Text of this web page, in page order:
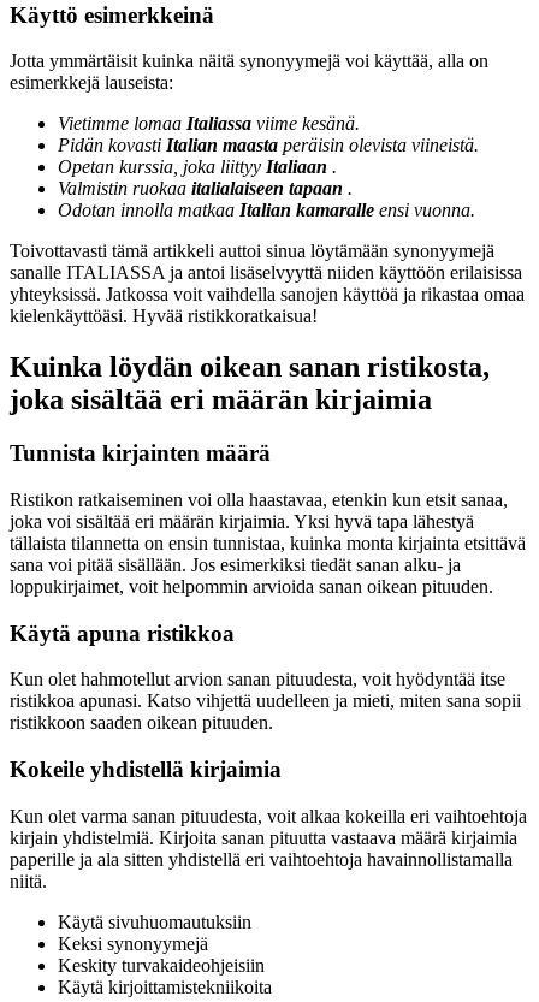
Käyttö esimerkkeinä
Jotta ymmärtäisit kuinka näitä synonyymejä voi käyttää, alla on
esimerkkejä lauseista:
Vietimme lomaa Italiassa viime kesänä.
Pidän kovasti Italian maasta peräisin olevista viineistä.
Opetan kurssia, joka liittyy Italiaan .
Valmistin ruokaa italialaiseen tapaan .
Odotan innolla matkaa Italian kamaralle ensi vuonna.
Toivottavasti tämä artikkeli auttoi sinua löytämään synonyymejä
sanalle ITALIASSA ja antoi lisäselvyyttä niiden käyttöön erilaisissa
yhteyksissä. Jatkossa voit vaihdella sanojen käyttöä ja rikastaa omaa
kielenkäyttöäsi. Hyvää ristikkoratkaisua!
Kuinka löydän oikean sanan ristikosta,
joka sisältää eri määrän kirjaimia
Tunnista kirjainten määrä
Ristikon ratkaiseminen voi olla haastavaa, etenkin kun etsit sanaa,
joka voi sisältää eri määrän kirjaimia. Yksi hyvä tapa lähestyä
tällaista tilannetta on ensin tunnistaa, kuinka monta kirjainta etsittävä
sana voi pitää sisällään. Jos esimerkiksi tiedät sanan alku- ja
loppukirjaimet, voit helpommin arvioida sanan oikean pituuden.
Käytä apuna ristikkoa
Kun olet hahmotellut arvion sanan pituudesta, voit hyödyntää itse
ristikkoa apunasi. Katso vihjettä uudelleen ja mieti, miten sana sopii
ristikkoon saaden oikean pituuden.
Kokeile yhdistellä kirjaimia
Kun olet varma sanan pituudesta, voit alkaa kokeilla eri vaihtoehtoja
kirjain yhdistelmiä. Kirjoita sanan pituutta vastaava määrä kirjaimia
paperille ja ala sitten yhdistellä eri vaihtoehtoja havainnollistamalla
niitä.
Käytä sivuhuomautuksiin
Keksi synonyymejä
Keskity turvakaideohjeisiin
Käytä kirjoittamistekniikoita